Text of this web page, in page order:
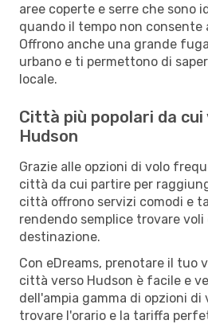
aree coperte e serre che sono
quando il tempo non
Offrono anche una grande
urbano e ti permettono di
locale.
Città più popolari da cui
Hudson
Grazie alle opzioni di volo
città da cui partire per
città offrono servizi comodi e
rendendo semplice trovare
destinazione.
Con eDreams, prenotare il tuo
città verso Hudson è facile e
dell'ampia gamma di opzioni di
trovare l'orario e la tariffa